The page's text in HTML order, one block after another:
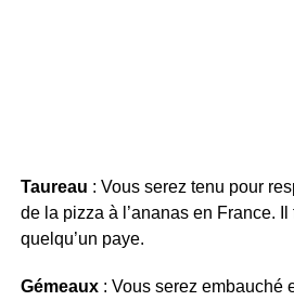
Taureau : Vous serez tenu pour
de la pizza à l’ananas en France.
quelqu’un paye.
Gémeaux: Vous serez embauché